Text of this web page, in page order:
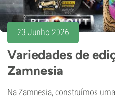
23 Junho 2026
Variedades de
Zamnesia
Na Zamnesia, construímos